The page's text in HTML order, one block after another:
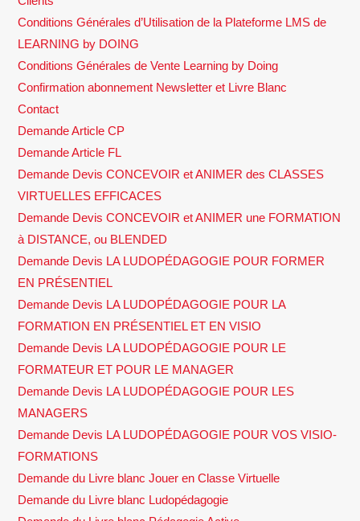
Conditions Générales d’Utilisation de la Plateforme LMS de
LEARNING by DOING
Conditions Générales de Vente Learning by Doing
Confirmation abonnement Newsletter et Livre Blanc
Contact
Demande Article CP
Demande Article FL
Demande Devis CONCEVOIR et ANIMER des CLASSES
VIRTUELLES EFFICACES
Demande Devis CONCEVOIR et ANIMER une FORMATION
à DISTANCE, ou BLENDED
Demande Devis LA LUDOPÉDAGOGIE POUR FORMER
EN PRÉSENTIEL
Demande Devis LA LUDOPÉDAGOGIE POUR LA
FORMATION EN PRÉSENTIEL ET EN VISIO
Demande Devis LA LUDOPÉDAGOGIE POUR LE
FORMATEUR ET POUR LE MANAGER
Demande Devis LA LUDOPÉDAGOGIE POUR LES
MANAGERS
Demande Devis LA LUDOPÉDAGOGIE POUR VOS VISIO-
FORMATIONS
Demande du Livre blanc Jouer en Classe Virtuelle
Demande du Livre blanc Ludopédagogie